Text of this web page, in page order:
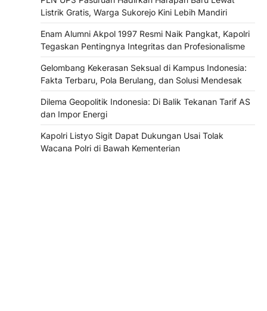
Listrik Gratis, Warga Sukorejo Kini Lebih Mandiri
Enam Alumni Akpol 1997 Resmi Naik Pangkat, Kapolri
Tegaskan Pentingnya Integritas dan Profesionalisme
Gelombang Kekerasan Seksual di Kampus Indonesia:
Fakta Terbaru, Pola Berulang, dan Solusi Mendesak
Dilema Geopolitik Indonesia: Di Balik Tekanan Tarif AS
dan Impor Energi
Kapolri Listyo Sigit Dapat Dukungan Usai Tolak
Wacana Polri di Bawah Kementerian